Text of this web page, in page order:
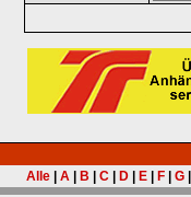
Alle| A| B C| D| E| F| G|